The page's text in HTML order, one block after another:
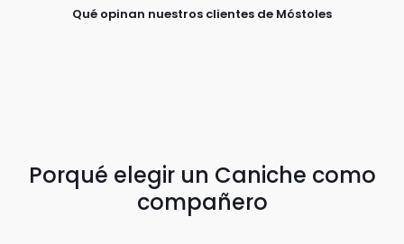
Qué opinan nuestros clientes de Móstoles
Porqué elegir un Caniche como
compañero